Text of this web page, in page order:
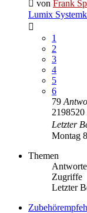
von Frank
Lumix
1
2
3
4
5
6
79
2198520
Letzter
Montag
Themen
Zugriffe
Letzter